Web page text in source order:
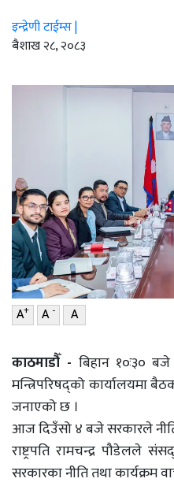
स्वास्थ्य
वाणिज्य
संस्कृति/
संस्कार
प्रदेश
खेलकुद
सूचना/
पर्यटन
इन्द्रेणी–
विशेष
अर्थ/
वाणिज्य
शिक्षा
संस्कार
प्रदेश
खेलकुद
सूचना/
प्रविधि
इन्द्रेणी–
विशेष
इन्द्रेणी टाईम्स |
ब‌ैशाख २८, २०८३
A+ A- A
काठमाडौँ - बिहान १०ः३० बजे
मन्त्रिपरिषद्को कार्यालयमा
जनाएको छ ।
आज दिउँसो ४ बजे सरकारले नीति
राष्ट्रपति रामचन्द्र
सरकारका नीति तथा कार्यक्रम